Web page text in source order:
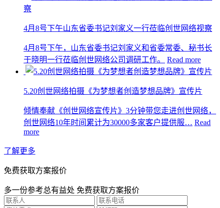
4月8号下午山东省委书记刘家义一行莅临创世网络视察
4月8号下午，山东省委书记刘家义和省委常委、秘书长
于晓明一行莅临创世网络公司调研工作。
Read more
5.20创世网络拍摄《为梦想者创造梦想品牌》宣传片
倾情奉献《创世网络宣传片》3分钟带您走进创世网络，
创世网络10年时间累计为30000多家客户提供服… Read
more
了解更多
免费获取方案报价
多一份参考总有益处 免费获取方案报价